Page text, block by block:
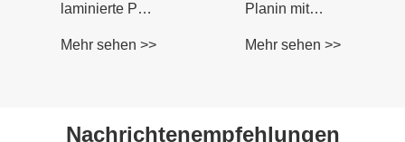
Nachrichtenempfehlungen